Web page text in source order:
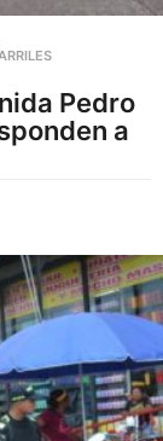
Pedro
a